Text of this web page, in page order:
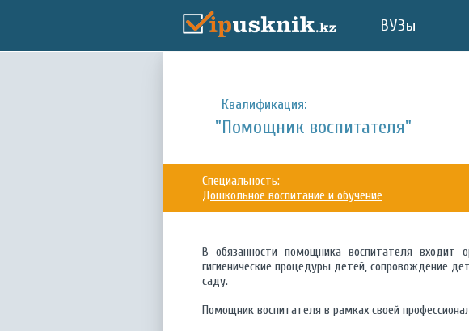
ВУЗы
Квалификация:
"Помощник воспитателя"
Специальность:
Дошкольное воспитание и обучение
В обязанности помощника воспитателя входит
гигиенические процедуры детей, сопровождение
саду.
Помощник воспитателя в рамках своей